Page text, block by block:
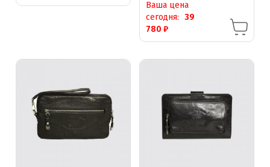
Ваша цена
сегодня: 39
780 ₽